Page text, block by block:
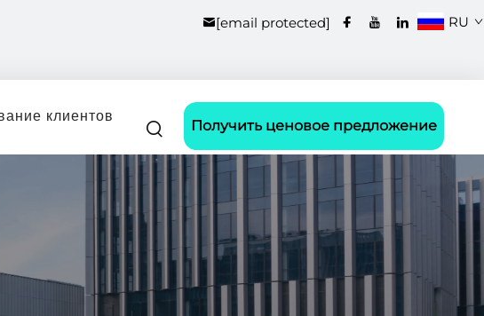
[email protected] RU
клиентов
Получить ценовое предложение